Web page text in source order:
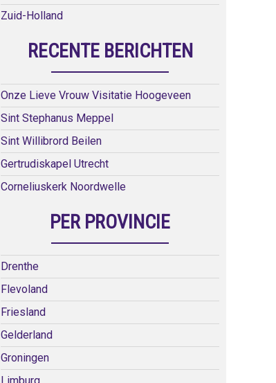
Zuid-Holland
RECENTE BERICHTEN
Onze Lieve Vrouw Visitatie Hoogeveen
Sint Stephanus Meppel
Sint Willibrord Beilen
Gertrudiskapel Utrecht
Corneliuskerk Noordwelle
PER PROVINCIE
Drenthe
Flevoland
Friesland
Gelderland
Groningen